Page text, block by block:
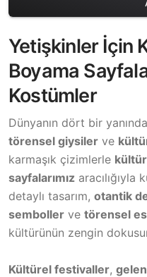
Yetişkinler İçin
Boyama
Kostümler
Dünyanın dört bir
törensel giysiler ve
karmaşık çizimlerle
sayfalarımız aracılığıyla
detaylı tasarım, otantik
semboller ve törensel
kültürünün zengin
Kültürel festivaller,